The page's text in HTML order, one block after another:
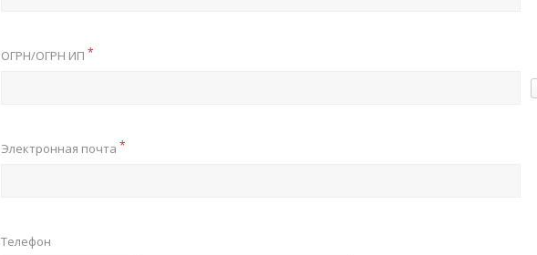
ОГРН/ОГРН ИП *
Электронная почта *
Телефон